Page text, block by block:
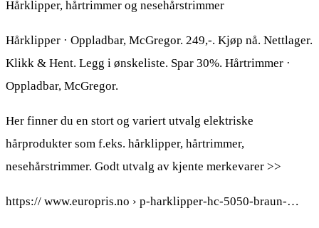
Hårklipper, hårtrimmer og nesehårstrimmer
Hårklipper · Oppladbar, McGregor. 249,-. Kjøp nå. Nettlager.
Klikk & Hent. Legg i ønskeliste. Spar 30%. Hårtrimmer ·
Oppladbar, McGregor.
Her finner du en stort og variert utvalg elektriske
hårprodukter som f.eks. hårklipper, hårtrimmer,
nesehårstrimmer. Godt utvalg av kjente merkevarer >>
https:// www.europris.no › p-harklipper-hc-5050-braun-…